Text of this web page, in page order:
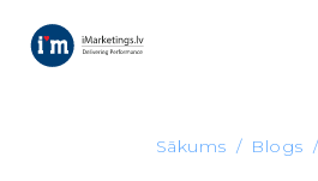
Sākums Blogs